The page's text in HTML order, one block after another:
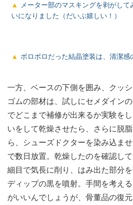
メーター部のマスキングを剥がし
いになりました（だいぶ嬉しい！）
ボロボロだった結晶塗装は、清潔感
一方、ベースの下側を囲み、クッ
ゴムの部材は、試しにセメダイン
でどこまで補修が出来るか実験を
いをして乾燥させたら、さらに脱
ら、シューズドクターを染み込ま
で数日放置。乾燥したのを確認し
細目で気長に削り、はみ出た部分
ディップの黒を噴射。手間を考え
がいいんでしょうが、骨董品の復